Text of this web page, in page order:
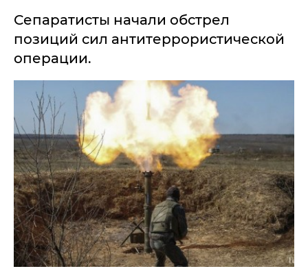
Сепаратисты начали обстрел
позиций сил антитеррористической
операции.